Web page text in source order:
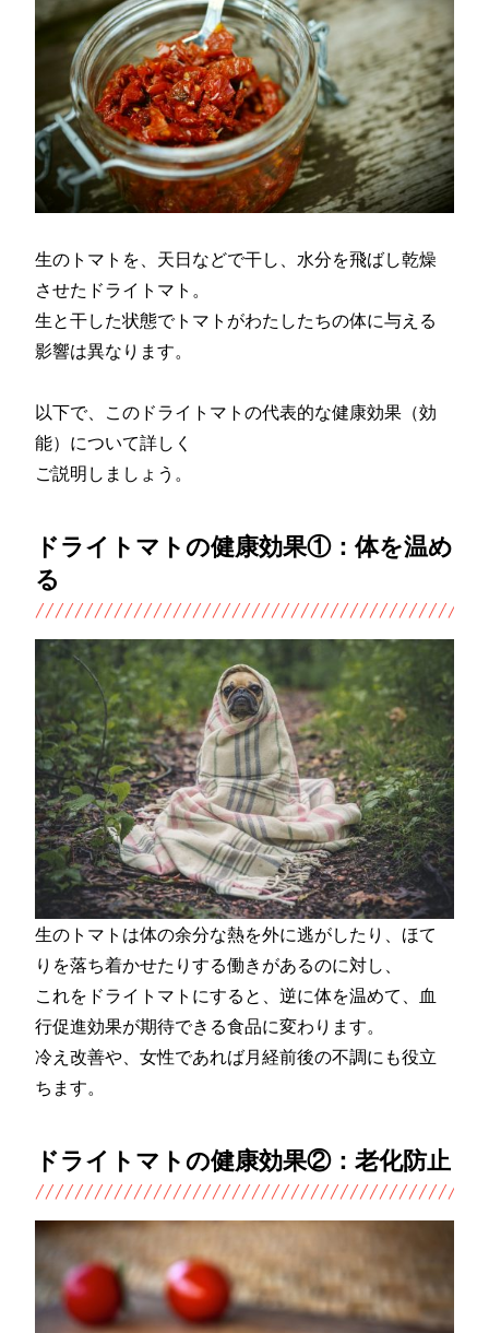
生のトマトを、天日などで干し、水分を飛ばし乾燥
させたドライトマト。
生と干した状態でトマトがわたしたちの体に与える
影響は異なります。
以下で、このドライトマトの代表的な健康効果（効
能）について詳しく
ご説明しましょう。
ドライトマトの健康効果①：体を温め
る
生のトマトは体の余分な熱を外に逃がしたり、ほて
りを落ち着かせたりする働きがあるのに対し、
これをドライトマトにすると、逆に体を温めて、血
行促進効果が期待できる食品に変わります。
冷え改善や、女性であれば月経前後の不調にも役立
ちます。
ドライトマトの健康効果②：老化防止